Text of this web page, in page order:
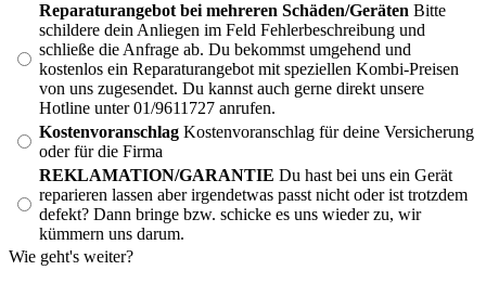
Reparaturangebot bei mehreren Schäden/Geräten Bitte
schildere dein Anliegen im Feld Fehlerbeschreibung und
schließe die Anfrage ab. Du bekommst umgehend und
kostenlos ein Reparaturangebot mit speziellen Kombi-Preisen
von uns zugesendet. Du kannst auch gerne direkt unsere
Hotline unter 01/9611727 anrufen.
Kostenvoranschlag Kostenvoranschlag für deine Versicherung
oder für die Firma
REKLAMATION/GARANTIE Du hast bei uns ein Gerät
reparieren lassen aber irgendetwas passt nicht oder ist trotzdem
defekt? Dann bringe bzw. schicke es uns wieder zu, wir
kümmern uns darum.
Wie geht's weiter?